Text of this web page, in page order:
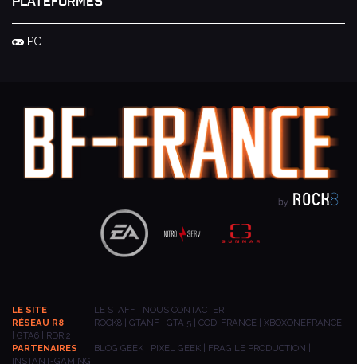
PC
LE SITE LE STAFF
NOUS CONTACTER
RÉSEAU R8
ROCK8 GTANF GTA 5 COD-FRANCE
XBOXONEFRANCE
GTA6
RDR 2
PARTENAIRES
BLOG GEEK PIXEL GEEK FRAGILE PRODUCTION
INSTANT-GAMING